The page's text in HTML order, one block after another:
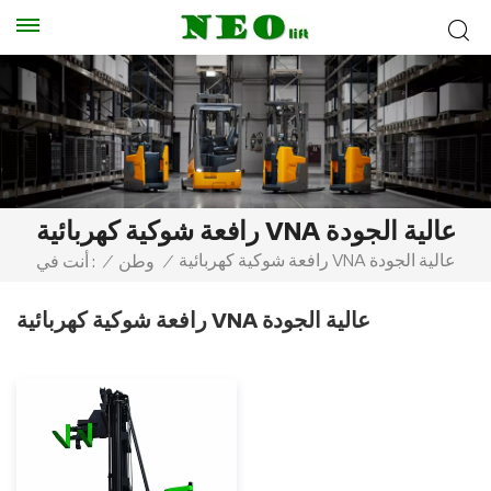
رافعة شوكية كهربائية VNA عالية الجودة
أنت في : / وطن / رافعة شوكية كهربائية VNA عالية الجودة
رافعة شوكية كهربائية VNA عالية الجودة